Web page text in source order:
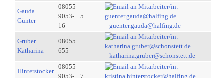
Gauda
Günter
08055
9053-
16
5
guenter.gauda@halfing.de
Gruber
Katharina
08055
655
katharina.gruber@schonstett.de
Hinterstocker
08055
9053-
7